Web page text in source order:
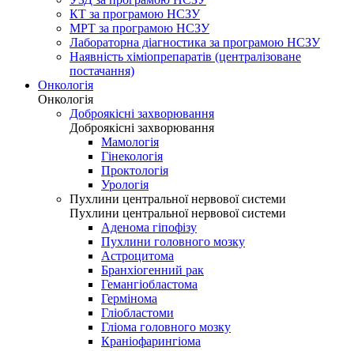
КТ за програмою НСЗУ
МРТ за програмою НСЗУ
Лабораторна діагностика за програмою НСЗУ
Наявність хіміопрепаратів (централізоване
постачання)
Онкологія
Онкологія
Доброякісні захворювання
Доброякісні захворювання
Мамологія
Гінекологія
Проктологія
Урологія
Пухлини центральної нервової системи
Пухлини центральної нервової системи
Аденома гіпофізу
Пухлини головного мозку
Астроцитома
Бранхіогенний рак
Гемангіобластома
Гермінома
Гліобластоми
Гліома головного мозку
Краніофарингіома